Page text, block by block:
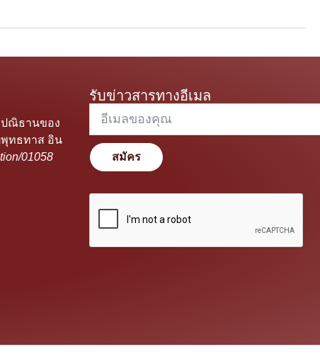
ปณิธานของ
ทธทาส อิน
01058
รับข่าวสารทางอีเมล
สมัคร